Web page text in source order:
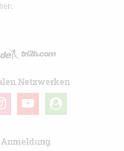
Netzwerken
youtube
user-
circle